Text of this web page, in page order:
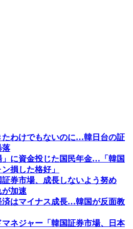
たわけでもないのに…韓日台の証
落
」に資金投じた国民年金…「韓国
損した格好」
券市場、成長しないよう努め
加速
済はマイナス成長…韓国が反面教
ネジャー「韓国証券市場、日本